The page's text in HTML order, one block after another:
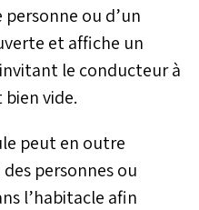
ou d’un
et affiche un
le conducteur à
vide.
peut en outre
personnes ou
l’habitacle afin